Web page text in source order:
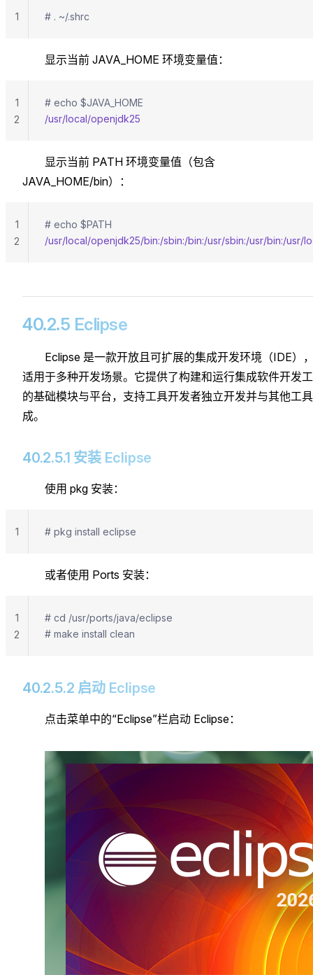
# . ~/.shrc
1
显示当前 JAVA_HOME 环境变量值：
# echo $JAVA_HOME
/usr/local/openjdk25
1
2
显示当前 PATH 环境变量值（包含
JAVA_HOME/bin）：
# echo $PATH
/usr/local/openjdk25/bin:/sbin:/bin:/usr/sbin:/usr/bin:/usr/
1
2
40.2.5 Eclipse
Eclipse 是一款开放且可扩展的集成开发环境（IDE）
适用于多种开发场景。它提供了构建和运行集成软件开发
的基础模块与平台，支持工具开发者独立开发并与其他工
成。
40.2.5.1 安装 Eclipse
使用 pkg 安装：
# pkg install eclipse
1
或者使用 Ports 安装：
# cd /usr/ports/java/eclipse
# make install clean
1
2
40.2.5.2 启动 Eclipse
点击菜单中的“Eclipse”栏启动 Eclipse：